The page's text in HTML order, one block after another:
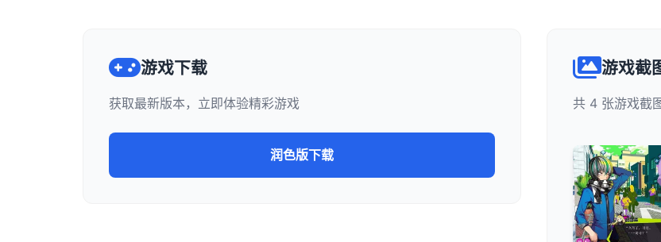
游戏下载
获取最新版本，立即体验精彩游戏
润色版下载
游戏截
共 4 张游戏截